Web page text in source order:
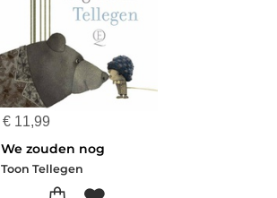
€ 11,99
We zouden nog
Toon Tellegen